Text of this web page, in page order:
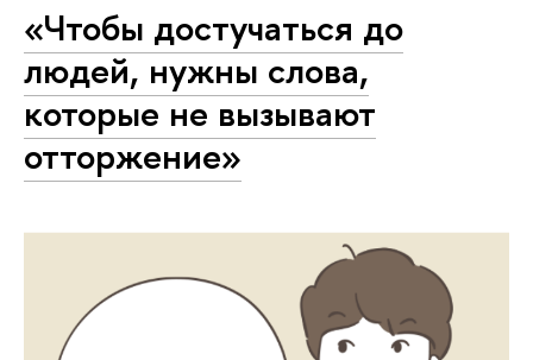
«Чтобы достучаться до
людей, нужны слова,
которые не вызывают
отторжение»